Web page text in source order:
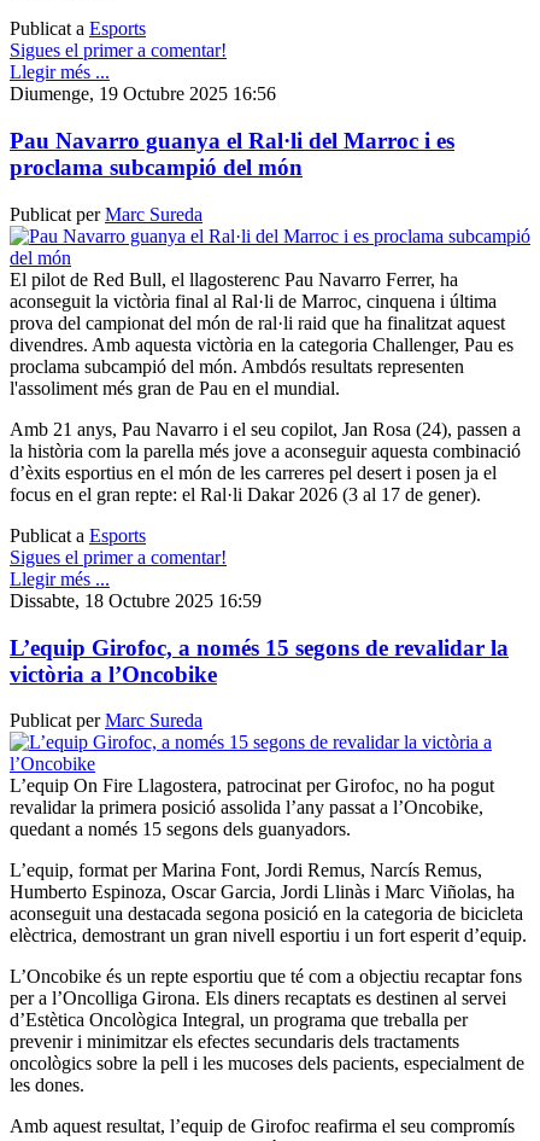
Publicat a Esports
Sigues el primer a comentar!
Llegir més ...
Diumenge, 19 Octubre 2025 16:56
Pau Navarro guanya el Ral·li del Marroc i es
proclama subcampió del món
Publicat perMarc Sureda
El pilot de Red Bull, el llagosterenc Pau Navarro Ferrer, ha
aconseguit la victòria final al Ral·li de Marroc, cinquena i última
prova del campionat del món de ral·li raid que ha finalitzat aquest
divendres. Amb aquesta victòria en la categoria Challenger, Pau es
proclama subcampió del món. Ambdós resultats representen
l'assoliment més gran de Pau en el mundial.
Amb 21 anys, Pau Navarro i el seu copilot, Jan Rosa (24), passen a
la història com la parella més jove a aconseguir aquesta combinació
d’èxits esportius en el món de les carreres pel desert i posen ja el
focus en el gran repte: el Ral·li Dakar 2026 (3 al 17 de gener).
Publicat a Esports
Sigues el primer a comentar!
Llegir més ...
Dissabte, 18 Octubre 2025 16:59
L’equip Girofoc, a només 15 segons de revalidar la
victòria a l’Oncobike
Publicat perMarc Sureda
L’equip On Fire Llagostera, patrocinat per Girofoc, no ha pogut
revalidar la primera posició assolida l’any passat a l’Oncobike,
quedant a només 15 segons dels guanyadors.
L’equip, format per Marina Font, Jordi Remus, Narcís Remus,
Humberto Espinoza, Oscar Garcia, Jordi Llinàs i Marc Viñolas, ha
aconseguit una destacada segona posició en la categoria de bicicleta
elèctrica, demostrant un gran nivell esportiu i un fort esperit d’equip.
L’Oncobike és un repte esportiu que té com a objectiu recaptar fons
per a l’Oncolliga Girona. Els diners recaptats es destinen al servei
d’Estètica Oncològica Integral, un programa que treballa per
prevenir i minimitzar els efectes secundaris dels tractaments
oncològics sobre la pell i les mucoses dels pacients, especialment de
les dones.
Amb aquest resultat, l’equip de Girofoc reafirma el seu compromís